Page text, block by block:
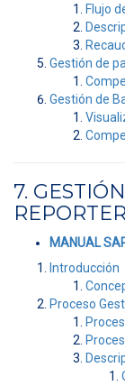
Flujo
Gestión de
Gestión de
7.
MANUAL
Introducción
Proceso